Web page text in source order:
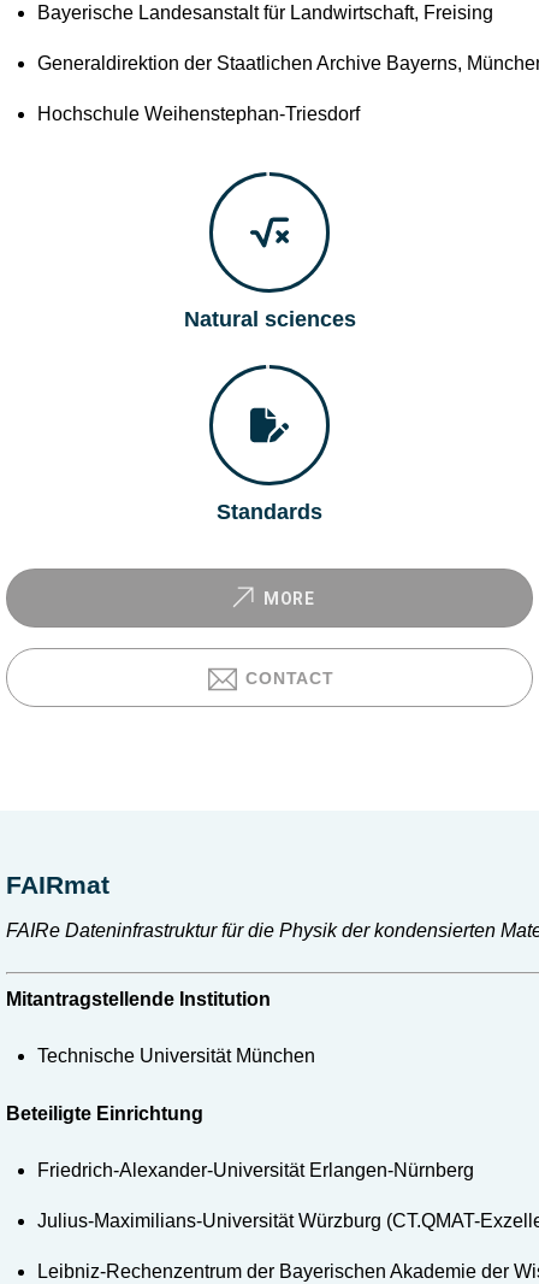
Bayerische Landesanstalt für Landwirtschaft, Freising
Generaldirektion der Staatlichen Archive Bayerns,
Hochschule Weihenstephan-Triesdorf
Natural sciences
Standards
MORE
CONTACT
FAIRmat
FAIRe Dateninfrastruktur für die Physik der kondensierten
Mitantragstellende Institution
Technische Universität München
Beteiligte Einrichtung
Friedrich-Alexander-Universität Erlangen-Nürnberg
Julius-Maximilians-Universität Würzburg (CT.QMAT-
Leibniz-Rechenzentrum der Bayerischen Akademie der